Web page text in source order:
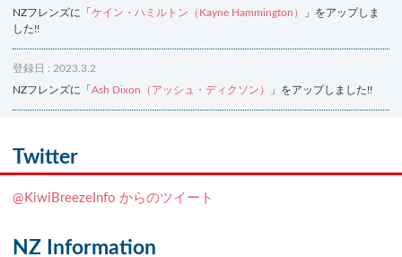
NZフレンズに「 ケイン・ハミルトン（Kayne Hammington）
」をアップしま
した!!
登録日 : 2023.3.2
NZフレンズに「 Ash Dixon（アッシュ・ディクソン） 」をアップしました!!
NZフレンズに「
登録日 : 2019.4.10
Twitter
@KiwiBreezeInfo からのツイート
NZ Information